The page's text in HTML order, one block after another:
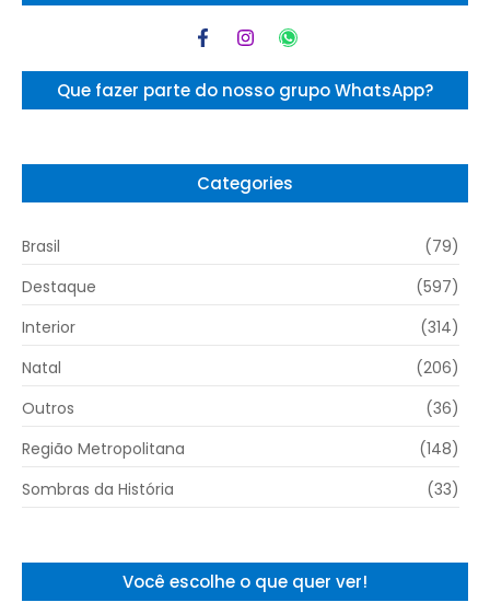
Que fazer parte do nosso grupo WhatsApp?
Categories
Brasil
(79)
Destaque
(597)
Interior
(314)
Natal
(206)
Outros
(36)
Região Metropolitana
(148)
Sombras da História
(33)
Você escolhe o que quer ver!